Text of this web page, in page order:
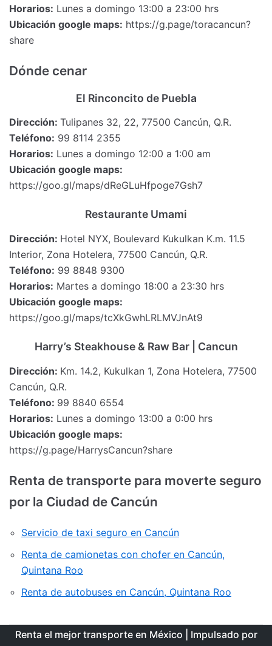
Horarios: Lunes a domingo 13:00 a 23:00 hrs
Ubicación google maps: https://g.page/toracancun?
share
Dónde cenar
El Rinconcito de Puebla
Dirección: Tulipanes 32, 22, 77500 Cancún, Q.R.
Teléfono: 99 8114 2355
Horarios: Lunes a domingo 12:00 a 1:00 am
Ubicación google maps:
https://goo.gl/maps/dReGLuHfpoge7Gsh7
Restaurante Umami
Dirección: Hotel NYX, Boulevard Kukulkan K.m. 11.5
Interior, Zona Hotelera, 77500 Cancún, Q.R.
Teléfono: 99 8848 9300
Horarios: Martes a domingo 18:00 a 23:30 hrs
Ubicación google maps:
https://goo.gl/maps/tcXkGwhLRLMVJnAt9
Harry’s Steakhouse & Raw Bar | Cancun
Dirección: Km. 14.2, Kukulkan 1, Zona Hotelera, 77500
Cancún, Q.R.
Teléfono: 99 8840 6554
Horarios: Lunes a domingo 13:00 a 0:00 hrs
Ubicación google maps:
https://g.page/HarrysCancun?share
Renta de transporte para moverte seguro
por la Ciudad de Cancún
Servicio de taxi seguro en Cancún
Renta de camionetas con chofer en Cancún,
Quintana Roo
Renta de autobuses en Cancún, Quintana Roo
Renta el mejor transporte en México | Impulsado por